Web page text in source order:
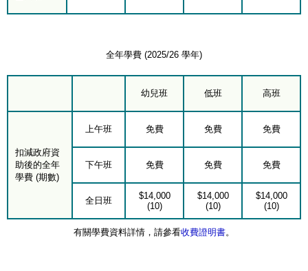
全年學費 (2025/26 學年)
幼兒班 低班 高班
扣減政府資
助後的全年
學費 (期數)
上午班 免費 免費 免費
下午班 免費 免費 免費
全日班
$14,000
(10)
$14,000
(10)
$14,000
(10)
有關學費資料詳情，請參看收費證明書。